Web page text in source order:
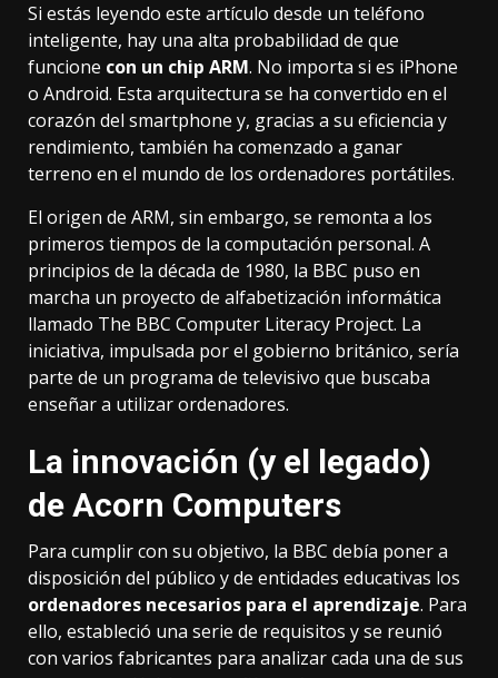
Si estás leyendo este artículo desde un teléfono
inteligente, hay una alta probabilidad de que
funcione con un chip ARM. No importa si es iPhone
o Android. Esta arquitectura se ha convertido en el
corazón del smartphone y, gracias a su eficiencia y
rendimiento, también ha comenzado a ganar
terreno en el mundo de los ordenadores portátiles.
El origen de ARM, sin embargo, se remonta a los
primeros tiempos de la computación personal. A
principios de la década de 1980, la BBC puso en
marcha un proyecto de alfabetización informática
llamado The BBC Computer Literacy Project. La
iniciativa, impulsada por el gobierno británico, sería
parte de un programa de televisivo que buscaba
enseñar a utilizar ordenadores.
La innovación (y el legado)
de Acorn Computers
Para cumplir con su objetivo, la BBC debía poner a
disposición del público y de entidades educativas los
ordenadores necesarios para el aprendizaje. Para
ello, estableció una serie de requisitos y se reunió
con varios fabricantes para analizar cada una de sus